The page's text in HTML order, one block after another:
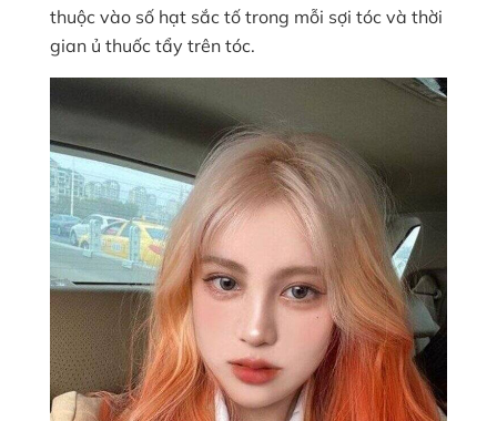
thuộc vào số hạt sắc tố trong mỗi sợi tóc và thời
gian ủ thuốc tẩy trên tóc.